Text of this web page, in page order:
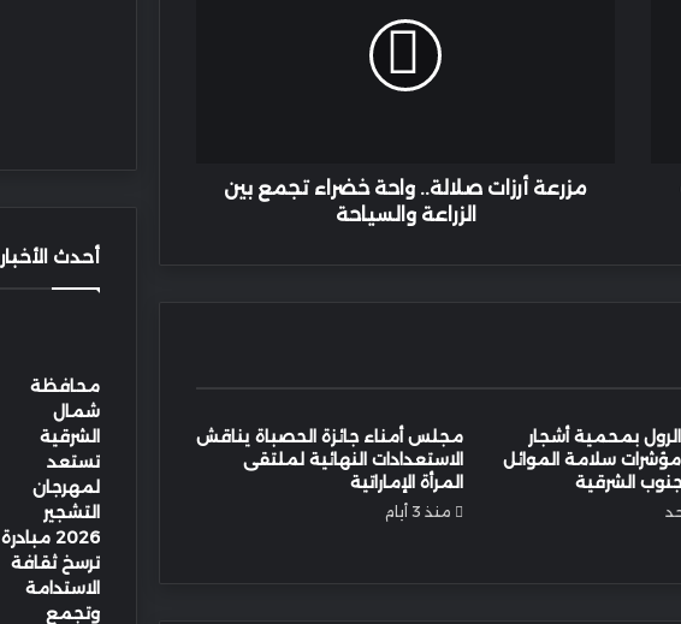
مزرعة أرزات صلالة.. واحة خضراء تجمع بين
الزراعة والسياحة
بمحمية أشجار
سلامة الموائل
الشرقية
مجلس أمناء جائزة الحصباة يناقش
الاستعدادات النهائية لملتقى
المرأة الإماراتية
منذ 3 أيام
أحدث الأخبار
محافظة
شمال
الشرقية
تستعد
لمهرجان
التشجير
2026 مبادرة
ترسخ ثقافة
الاستدامة
وتجمع